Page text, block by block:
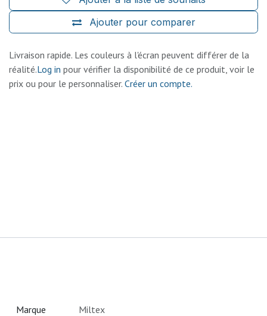
Ajouter pour comparer
Livraison rapide. Les couleurs à l'écran peuvent différer de la
réalité.Log in pour vérifier la disponibilité de ce produit, voir le
prix ou pour le personnaliser. Créer un compte.
Marque Miltex